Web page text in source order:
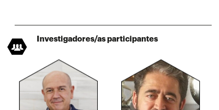
Investigadores/as participantes